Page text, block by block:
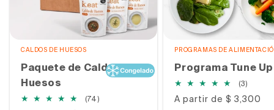
CALDOS DE HUESOS
Paquete de Caldo de
Huesos
(74)74
PROGRAMAS DE
Programa Tune Up
(3)
totales
Precio
A partir de $ 3,300